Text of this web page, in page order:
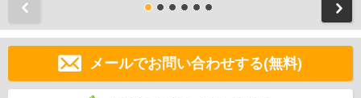
メールでお問い合わせする(無料)